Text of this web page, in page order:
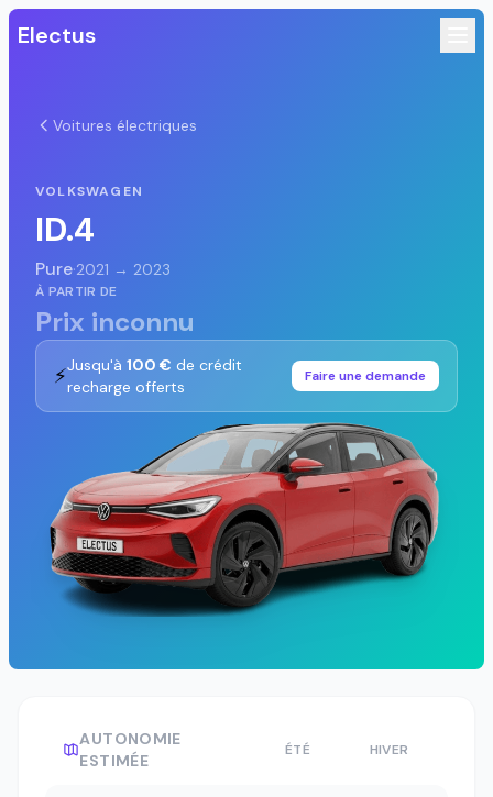
Electus
Voitures électriques
VOLKSWAGEN
ID.4
Pure·2021 → 2023
À PARTIR DE
Prix inconnu
⚡Jusqu'à 100 € de crédit
recharge offerts
Faire une demande
AUTONOMIE
ESTIMÉE
ÉTÉ HIVER